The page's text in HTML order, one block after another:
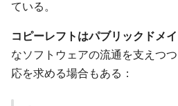
ている。
コピーレフトはパブリックドメ
なソフトウェアの流通を支えつ
応を求める場合もある：